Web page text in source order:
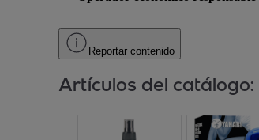
Reportar contenido
Artículos del catálogo: